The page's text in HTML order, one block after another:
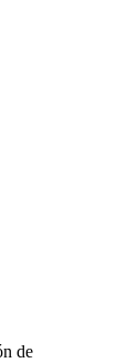
de